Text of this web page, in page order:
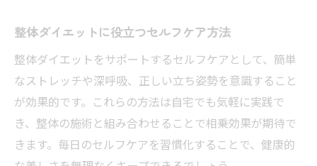
整体で得られるダイエットの本当の効果
整体によるダイエット効果の真実を解説
整体で実感できる痩身のメリットとは
整体ダイエットで得られる体質変化とは
整体の施術経験者が語る効果の実例紹介
整体で健康的に痩せるための注意点
整体ダイエットに役立つセルフケア方法
整体ダイエットをサポートするセルフケアとして、簡単
なストレッチや深呼吸、正しい立ち姿勢を意識すること
が効果的です。これらの方法は自宅でも気軽に実践で
き、整体の施術と組み合わせることで相乗効果が期待で
きます。毎日のセルフケアを習慣化することで、健康的